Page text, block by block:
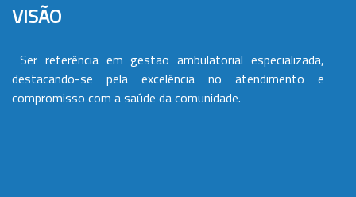
VISÃO
Ser referência em gestão ambulatorial especializada,
destacando-se pela excelência no atendimento e
compromisso com a saúde da comunidade.